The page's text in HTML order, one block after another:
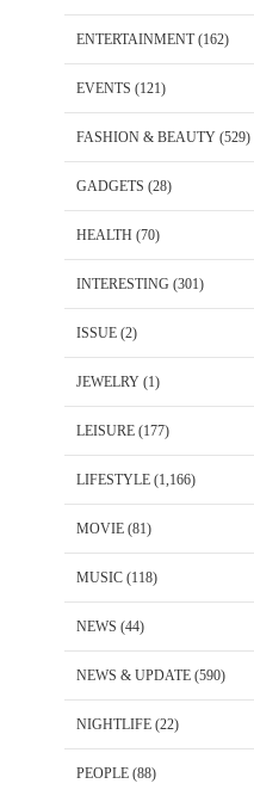
ENTERTAINMENT(162)
EVENTS (121)
FASHION & BEAUTY (529)
GADGETS (28)
HEALTH (70)
INTERESTING (301)
ISSUE (2)
JEWELRY (1)
LEISURE (177)
LIFESTYLE (1,166)
MOVIE (81)
MUSIC (118)
NEWS (44)
NEWS & UPDATE (590)
NIGHTLIFE (22)
PEOPLE (88)